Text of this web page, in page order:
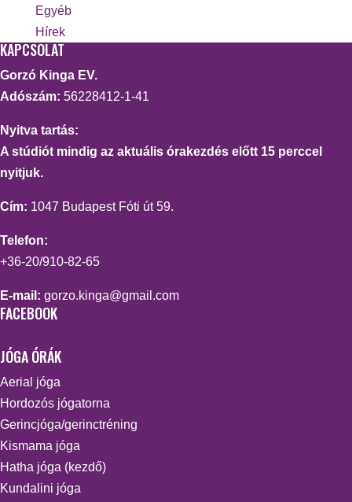
Egyéb
Hírek
KAPCSOLAT
Gorzó Kinga EV.
Adószám: 56228412-1-41
Nyitva tartás:
A stúdiót mindig az aktuális órakezdés előtt 15 perccel
nyitjuk.
Cím: 1047 Budapest Fóti út 59.
Telefon:
+36-20/910-82-65
E-mail: gorzo.kinga@gmail.com
FACEBOOK
JÓGA ÓRÁK
Aerial jóga
Hordozós jógatorna
Gerincjóga/gerinctréning
Kismama jóga
Hatha jóga (kezdő)
Kundalini jóga